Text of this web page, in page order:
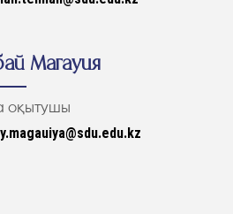
Магауия
оқытушы